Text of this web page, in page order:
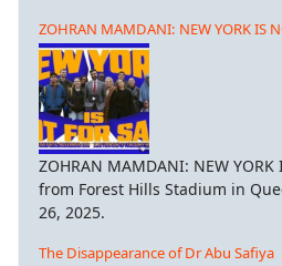
ZOHRAN MAMDANI: NEW YORK IS
ZOHRAN MAMDANI: NEW YORK
from Forest Hills Stadium in
26, 2025.
The Disappearance of Dr Abu Safiya